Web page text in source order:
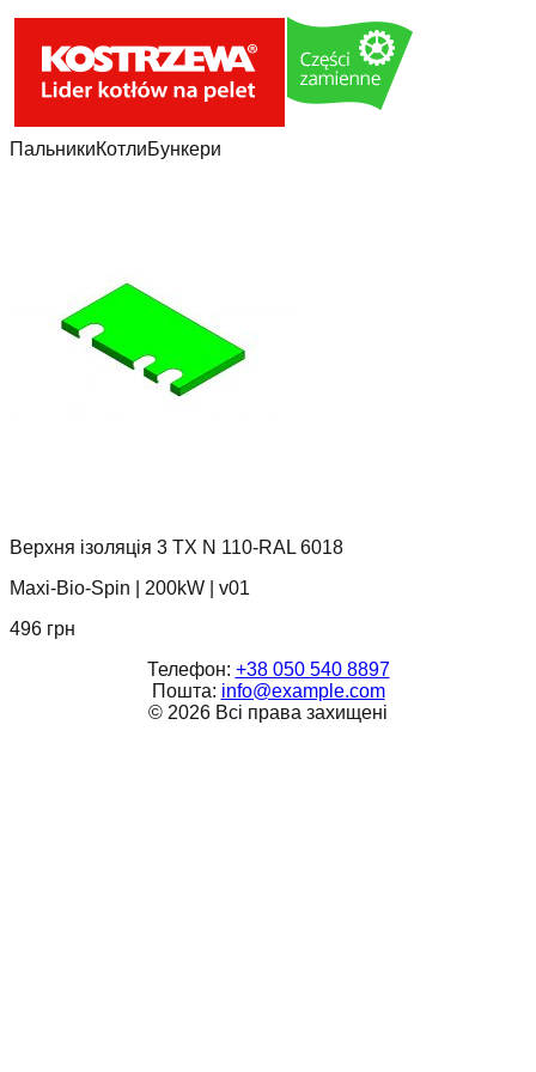
ПальникиКотлиБункери
Верхня ізоляція 3 TX N 110-RAL 6018
Maxi-Bio-Spin
200kW
v01
496 грн
Телефон: +38 050 540 8897
Пошта: info@example.com
© 2026 Всі права захищені